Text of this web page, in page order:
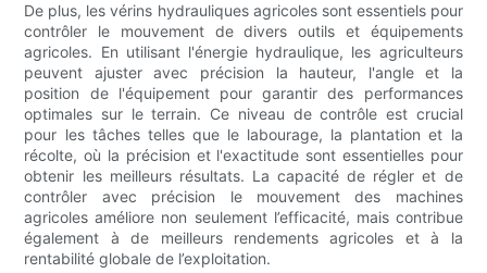
De plus, les vérins hydrauliques agricoles sont essentiels pour
contrôler le mouvement de divers outils et équipements
agricoles. En utilisant l'énergie hydraulique, les agriculteurs
peuvent ajuster avec précision la hauteur, l'angle et la
position de l'équipement pour garantir des performances
optimales sur le terrain. Ce niveau de contrôle est crucial
pour les tâches telles que le labourage, la plantation et la
récolte, où la précision et l'exactitude sont essentielles pour
obtenir les meilleurs résultats. La capacité de régler et de
contrôler avec précision le mouvement des machines
agricoles améliore non seulement l’efficacité, mais contribue
également à de meilleurs rendements agricoles et à la
rentabilité globale de l’exploitation.